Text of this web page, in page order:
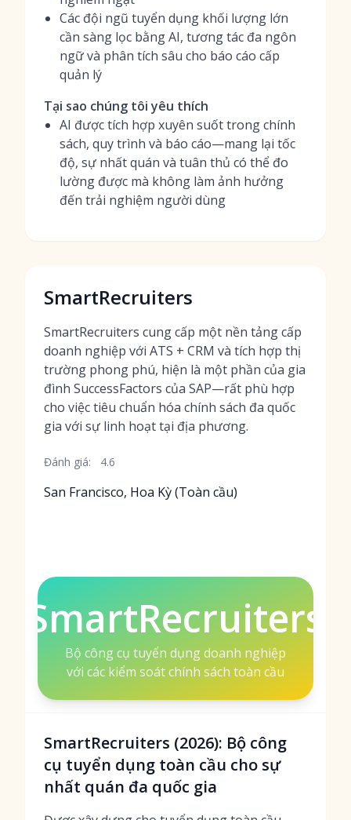
Các đội ngũ tuyển dụng khối lượng lớn
cần sàng lọc bằng AI, tương tác đa ngôn
ngữ và phân tích sâu cho báo cáo cấp
quản lý
Tại sao chúng tôi yêu thích
AI được tích hợp xuyên suốt trong chính
sách, quy trình và báo cáo—mang lại tốc
độ, sự nhất quán và tuân thủ có thể đo
lường được mà không làm ảnh hưởng
đến trải nghiệm người dùng
SmartRecruiters
SmartRecruiters cung cấp một nền tảng cấp
doanh nghiệp với ATS + CRM và tích hợp thị
trường phong phú, hiện là một phần của gia
đình SuccessFactors của SAP—rất phù hợp
cho việc tiêu chuẩn hóa chính sách đa quốc
gia với sự linh hoạt tại địa phương.
Đánh giá: 4.6
San Francisco, Hoa Kỳ (Toàn cầu)
SmartRecruiters
Bộ công cụ tuyển dụng doanh nghiệp
với các kiểm soát chính sách toàn cầu
SmartRecruiters (2026): Bộ công
cụ tuyển dụng toàn cầu cho sự
nhất quán đa quốc gia